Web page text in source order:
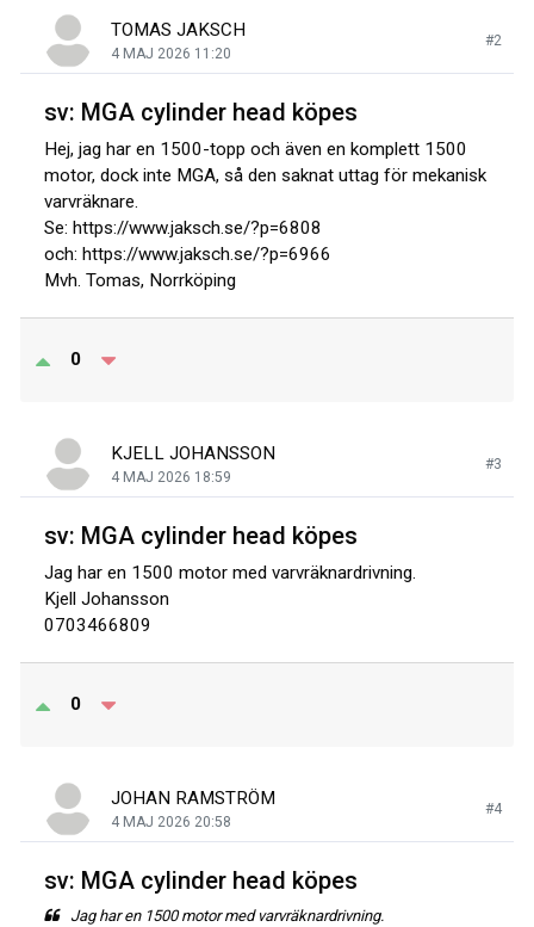
TOMAS JAKSCH
4 MAJ 2026 11:20
#2
sv: MGA cylinder head köpes
Hej, jag har en 1500-topp och även en komplett 1500
motor, dock inte MGA, så den saknat uttag för mekanisk
varvräknare.
Se: https://www.jaksch.se/?p=6808
och: https://www.jaksch.se/?p=6966
Mvh. Tomas, Norrköping
0
KJELL JOHANSSON
4 MAJ 2026 18:59
#3
sv: MGA cylinder head köpes
Jag har en 1500 motor med varvräknardrivning.
Kjell Johansson
0703466809
0
JOHAN RAMSTRÖM
4 MAJ 2026 20:58
#4
sv: MGA cylinder head köpes
Jag har en 1500 motor med varvräknardrivning.